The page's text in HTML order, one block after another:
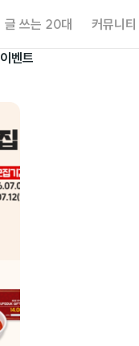
글 쓰는 20대 커뮤니티
이벤트